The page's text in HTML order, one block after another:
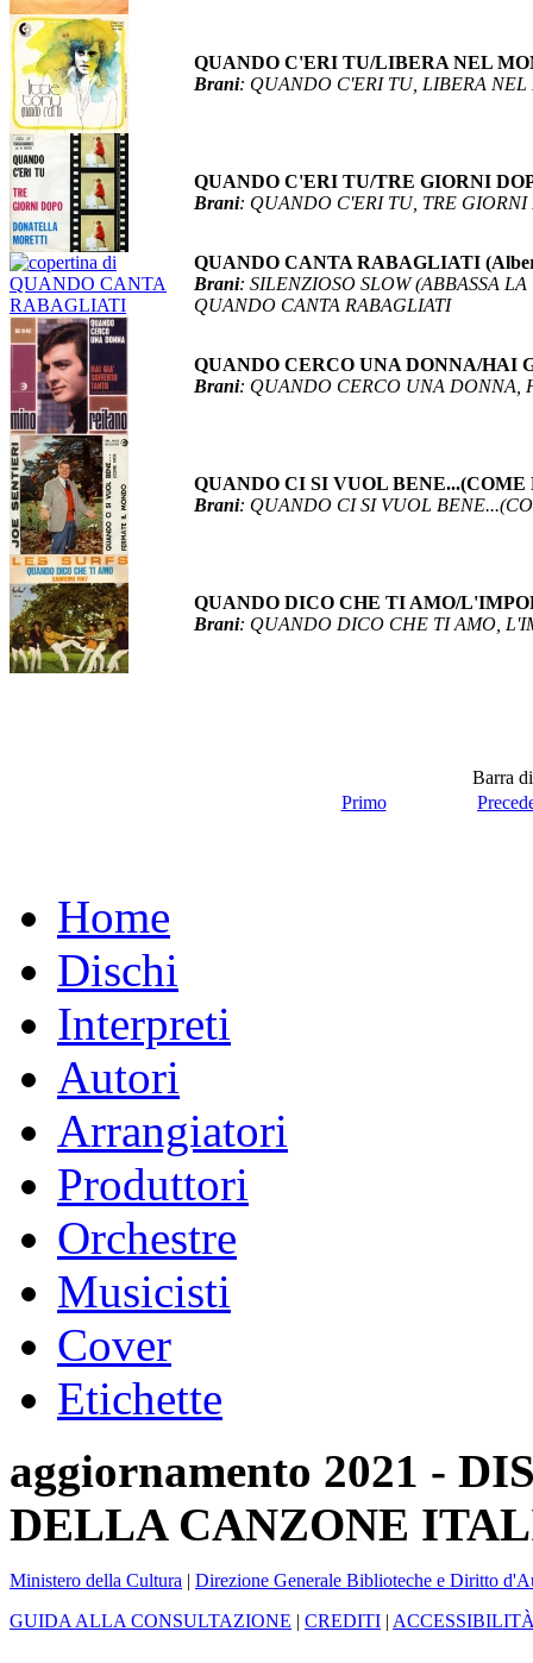
QUANDO C'ERI TU/LIBERA NEL
Brani: QUANDO C'ERI TU, LIBERA NEL
QUANDO C'ERI TU/TRE GIORNI
Brani: QUANDO C'ERI TU, TRE GIORNI
QUANDO CANTA RABAGLIATI
Brani: SILENZIOSO SLOW (ABBASSA
QUANDO CANTA RABAGLIATI
QUANDO CERCO UNA DONNA/HAI
Brani: QUANDO CERCO UNA DONNA,
QUANDO CI SI VUOL
Brani: QUANDO CI SI VUOL
QUANDO DICO CHE TI AMO/
Brani: QUANDO DICO CHE TI AMO,
Barra
Primo
Home
Dischi
Interpreti
Autori
Arrangiatori
Produttori
Orchestre
Musicisti
Cover
Etichette
aggiornamento 2021 -
DELLA CANZONE
Ministero della Cultura | Direzione Generale Biblioteche e Diritto
GUIDA ALLA CONSULTAZIONE | CREDITI |